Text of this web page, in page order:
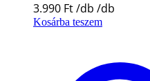
3.990 Ft
Kosárba teszem